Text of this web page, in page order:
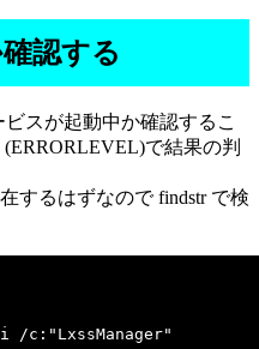
認する
スが起動中か確認するこ
で結果の判
するはずなので findstr で検